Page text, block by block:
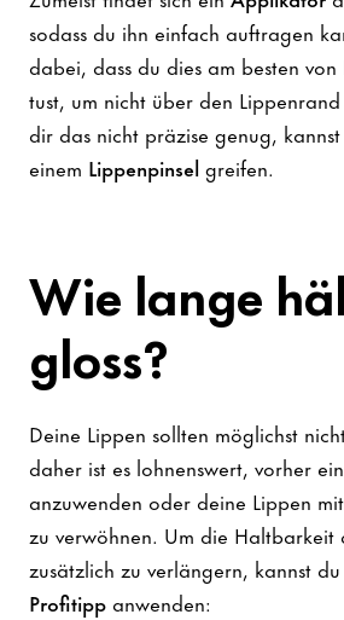
sodass du ihn einfach auftragen
dabei, dass du dies am besten
tust, um nicht über den
dir das nicht präzise genug,
einem Lippenpinselgreifen.
Wie lange
gloss?
Deine Lippen sollten möglichst
daher ist es lohnenswert, vorher
anzuwenden oder deine Lippen
zu verwöhnen. Um die Haltbarkeit
zusätzlich zu verlängern, kannst
Profitipp anwenden: